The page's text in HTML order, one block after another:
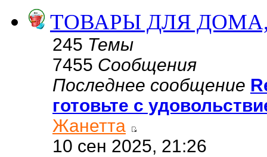
ТОВАРЫ ДЛЯ
245 Темы
7455 Сообщения
Последнее сообщение
готовьте с
Жанетта
10 сен 2025, 21:26